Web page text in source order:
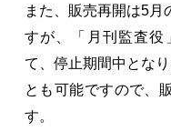
また、販売再開は5月
すが、「月刊監査役
て、停止期間中とな
とも可能ですので、
す。